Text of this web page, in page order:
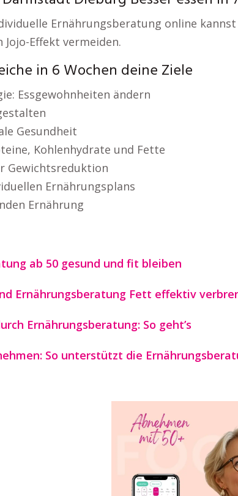
Ernährungsberatung online
Effekt vermeiden.
in 6 Wochen deine Ziele
Essgewohnheiten ändern
Gesundheit
Kohlenhydrate und Fette
Gewichtsreduktion
Ernährungsplans
Ernährung
ab 50 gesund und fit bleiben
Ernährungsberatung Fett effektiv
Ernährungsberatung: So geht’s
So unterstützt die